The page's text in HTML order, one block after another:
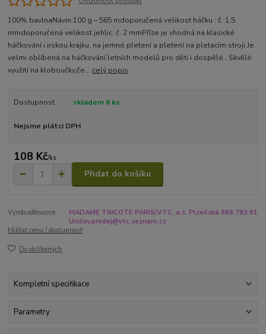
100% bavlnaNávin:100 g – 565 mdoporučená velikost háčku : č. 1,5
mmdoporučená velikost jehlic: č. 2 mmPříze je vhodná na klasické
háčkování i irskou krajku, na jemné pletení a pletení na pletacím stroji.Je
velmi oblíbená na háčkování letních modelů pro děti i dospělé . Skvělé
využití na kloboučky,če... celý popis
Dostupnost skladem 6 ks
Nejsme plátci DPH
108 Kč/ks
Přidat do košíku
Výrobce/dovozce:
MADAME TRICOTE PARIS/VTC, a.s. Plzeňská 868 783 91
Uničov,prodej@vtc.seznam.cz
Hlídat cenu / dostupnost
Do oblíbených
Kompletní specifikace
Parametry